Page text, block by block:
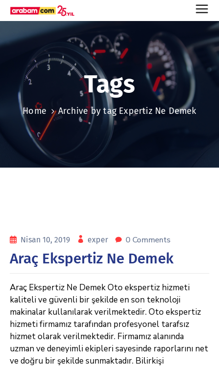
Tags
Home Archive by tag Expertiz Ne Demek
Nisan 10, 2019 exper 0 Comments
Araç Ekspertiz Ne Demek
Araç Ekspertiz Ne Demek Oto ekspertiz hizmeti
kaliteli ve güvenli bir şekilde en son teknoloji
makinalar kullanılarak verilmektedir. Oto ekspertiz
hizmeti firmamız tarafından profesyonel tarafsız
hizmet olarak verilmektedir. Firmamız alanında
uzman ve deneyimli ekipleri sayesinde raporlarını net
ve doğru bir şekilde sunmaktadır. Bilirkişi